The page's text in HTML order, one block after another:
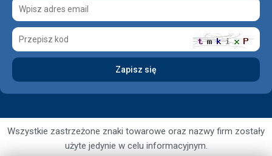
Wszystkie zastrzeżone znaki towarowe oraz nazwy firm zostały
użyte jedynie w celu informacyjnym.